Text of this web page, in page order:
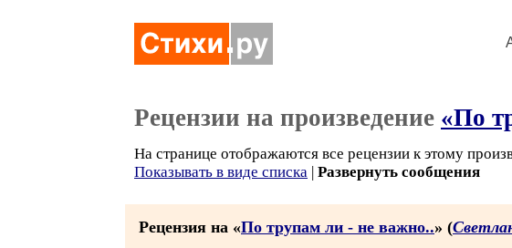
Рецензии на произведение «По
На странице отображаются все рецензии к этому
Показывать в виде списка | Развернуть сообщения
Рецензия на «По трупам ли - не важно..» (